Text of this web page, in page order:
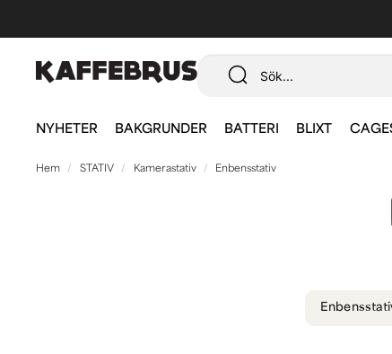
NYHETER BAKGRUNDER BATTERI BLIXT
Hem STATIV Kamerastativ Enbensstativ